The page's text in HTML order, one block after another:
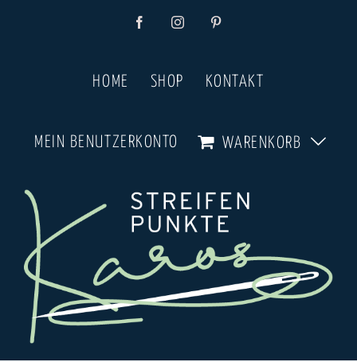
FacebookInstagramPinterest
HOME SHOP KONTAKT
MEIN BENUTZERKONTO WARENKORB